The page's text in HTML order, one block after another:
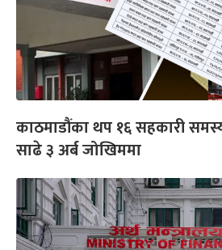
काठमाडौंका थप १६ सहकारी
साढे ३ अर्ब जोखिममा